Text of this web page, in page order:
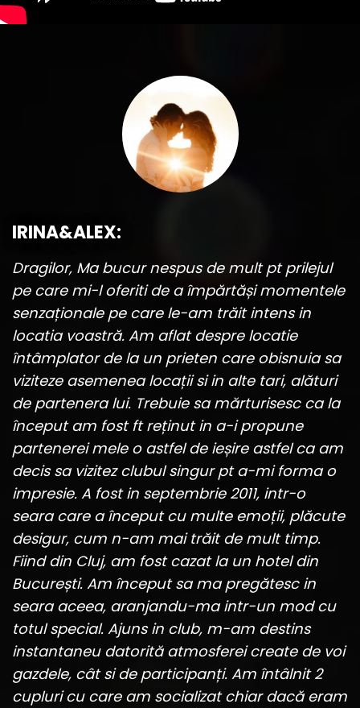
IRINA&ALEX:
Dragilor, Ma bucur nespus de mult pt prilejul
pe care mi-l oferiti de a împărtăși momentele
senzaționale pe care le-am trăit intens in
locatia voastră. Am aflat despre locatie
întâmplator de la un prieten care obisnuia sa
viziteze asemenea locații si in alte tari, alături
de partenera lui. Trebuie sa mărturisesc ca la
început am fost ft reținut in a-i propune
partenerei mele o astfel de ieșire astfel ca am
decis sa vizitez clubul singur pt a-mi forma o
impresie. A fost in septembrie 2011, intr-o
seara care a început cu multe emoții, plăcute
desigur, cum n-am mai trăit de mult timp.
Fiind din Cluj, am fost cazat la un hotel din
București. Am început sa ma pregătesc in
seara aceea, aranjandu-ma intr-un mod cu
totul special. Ajuns in club, m-am destins
instantaneu datorită atmosferei create de voi
gazdele, cât si de participanți. Am întâlnit 2
cupluri cu care am socializat chiar dacă eram